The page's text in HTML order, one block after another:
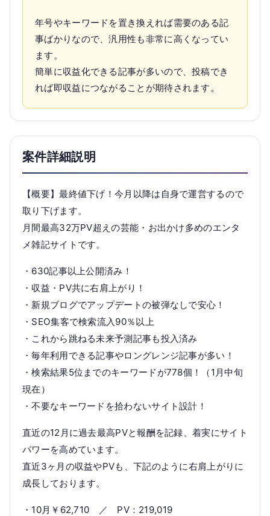
年号やキーワードを置き換えれば需要のある記
事ばかりなので、汎用性も非常に高くなってい
ます。
簡単に収益化できる記事が多いので、投稿でき
れば即収益につながることが期待されます。
案件詳細説明
【概要】最終値下げ！今月以降は自身で運営するので
取り下げます。
月間最高32万PV超えの芸能・お出かけ多めのエンタ
メ雑記サイトです。
・630記事以上公開済み！
・収益・PV共に右肩上がり！
・新規ブログでアップデートの被弾なしで安心！
・SEO集客で検索流入90％以上
・これから跳ねる未来予測記事も投入済み
・毎年利用できる記事やロングレンジ記事が多い！
・検索結果5位までのキーワードが778個！（1月中旬
現在）
・不要なキーワードを拾わないサイト設計！
直近の12月に過去最高PVと報酬を記録、着実にサイト
パワーを高めています。
直近3ヶ月の収益やPVも、下記のように右肩上がりに
成長しております。
・10月￥62,710 ／ PV：219,019